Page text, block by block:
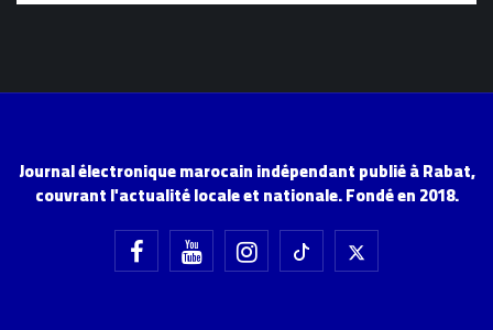
Journal électronique marocain indépendant publié à Rabat,
couvrant l'actualité locale et nationale. Fondé en 2018.